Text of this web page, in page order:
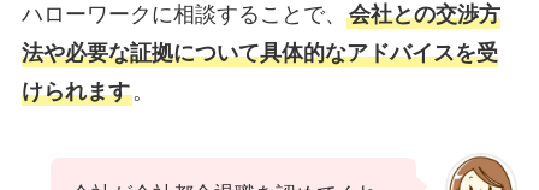
ハローワークに相談することで、 会社との交渉方
法や必要な証拠について具体的なアドバイスを受
けられます。